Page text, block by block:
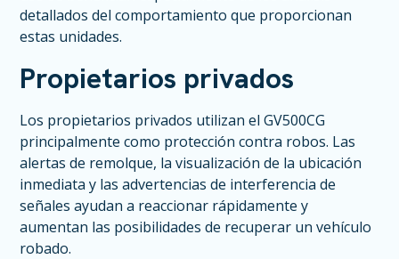
detallados del comportamiento que proporcionan
estas unidades.
Propietarios privados
Los propietarios privados utilizan el GV500CG
principalmente como protección contra robos. Las
alertas de remolque, la visualización de la ubicación
inmediata y las advertencias de interferencia de
señales ayudan a reaccionar rápidamente y
aumentan las posibilidades de recuperar un vehículo
robado.